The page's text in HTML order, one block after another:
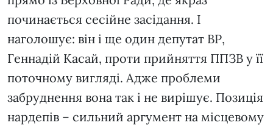
починається сесійне засідання. І
наголошує: він і ще один депутат ВР,
Геннадій Касай, проти прийняття ППЗВ у її
поточному вигляді. Адже проблеми
забруднення вона так і не вирішує. Позиція
нардепів – сильний аргумент на місцевому